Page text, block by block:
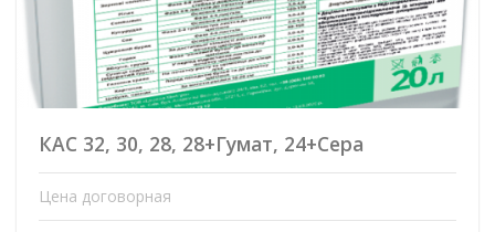
КАС 32, 30, 28, 28+Гумат, 24+Сера
Цена договорная